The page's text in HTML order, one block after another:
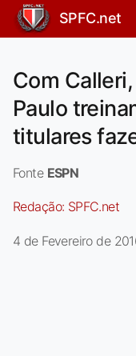
SPFC.net
Com
Paulo
titulares
Fonte ESPN
Redação: SPFC.net
4 de Fevereiro de